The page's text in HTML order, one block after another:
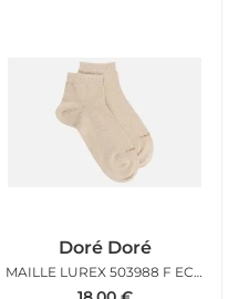
Doré Doré
MAILLE LUREX 503988 F ECRU